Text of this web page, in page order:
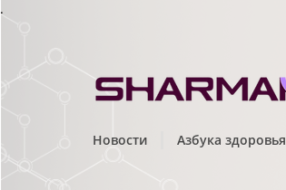
.
Новости Азбука здоровья